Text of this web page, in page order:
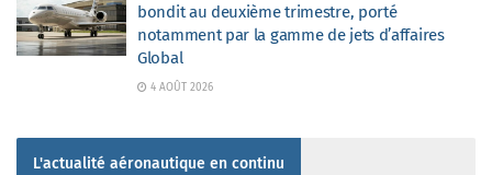
bondit au deuxième trimestre, porté
notamment par la gamme de jets d’affaires
Global
4 AOÛT 2026
L'actualité aéronautique en continu